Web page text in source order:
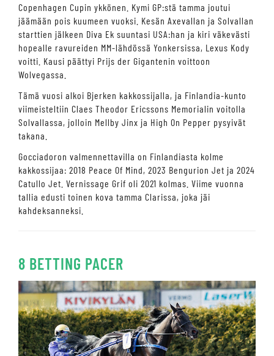
Copenhagen Cupin ykkönen. Kymi GP:stä tamma joutui
jäämään pois kuumeen vuoksi. Kesän Axevallan ja Solvallan
starttien jälkeen Diva Ek suuntasi USA:han ja kiri väkevästi
hopealle ravureiden MM-lähdössä Yonkersissa, Lexus Kody
voitti. Kausi päättyi Prijs der Gigantenin voittoon
Wolvegassa.
Tämä vuosi alkoi Bjerken kakkossijalla, ja Finlandia-kunto
viimeisteltiin Claes Theodor Ericssons Memorialin voitolla
Solvallassa, jolloin Mellby Jinx ja High On Pepper pysyivät
takana.
Gocciadoron valmennettavilla on Finlandiasta kolme
kakkossijaa: 2018 Peace Of Mind, 2023 Bengurion Jet ja 2024
Catullo Jet. Vernissage Grif oli 2021 kolmas. Viime vuonna
tallia edusti toinen kova tamma Clarissa, joka jäi
kahdeksanneksi.
8 BETTING PACER